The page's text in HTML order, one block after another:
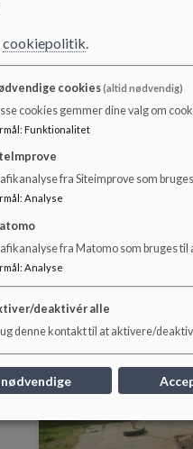
Børnehuset
Børnehuset Skovtrolden
Læs mere
cookiepolitik.
cookies(altid nødvendig)
cookies gemmer dine valg om
: Funktionalitet
fra Siteimprove som
: Analyse
fra Matomo som bruges til
: Analyse
deaktivér alle
denne kontakt til at aktivere/
nødvendige